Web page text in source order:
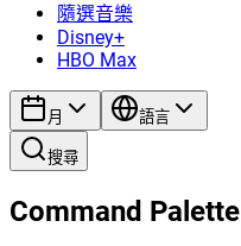
隨選音樂
Disney+
HBO Max
月 語言
搜尋
Command Palette